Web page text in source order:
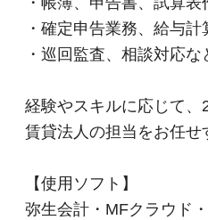
・確定申告業務、給与計
・巡回監査、相談対応な
経験やスキルに応じて
賃貸法人の担当をお任せ
【使用ソフト】
弥生会計・MFクラウド